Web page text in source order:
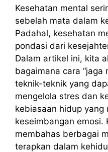
Kesehatan mental
sebelah mata dalam
Padahal, kesehatan
pondasi dari
Dalam artikel ini, kita
bagaimana cara “jaga
teknik-teknik yang
mengelola stres dan
kebiasaan hidup yang
keseimbangan emosi.
membahas berbagai
terapkan dalam